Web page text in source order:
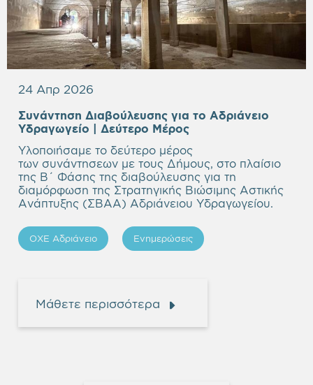
24 Απρ 2026
Συνάντηση Διαβούλευσης για το Αδριάνειο
Υδραγωγείο
| Δεύτερο Μέρος
Υλοποιήσαμε το δεύτερο μέρος
των συνάντησεων με τους Δήμους, στο πλαίσιο
της Β΄ Φάσης της διαβούλευσης για τη
διαμόρφωση της Στρατηγικής Βιώσιμης Αστικής
Ανάπτυξης (ΣΒΑΑ) Αδριάνειου Υδραγωγείου.
ΟΧΕ Αδριάνειο Ενημερώσεις
Μάθετε περισσότερα